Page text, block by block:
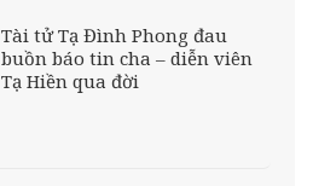
Tài tử Tạ Đình Phong đau
buồn báo tin cha – diễn viên
Tạ Hiền qua đời